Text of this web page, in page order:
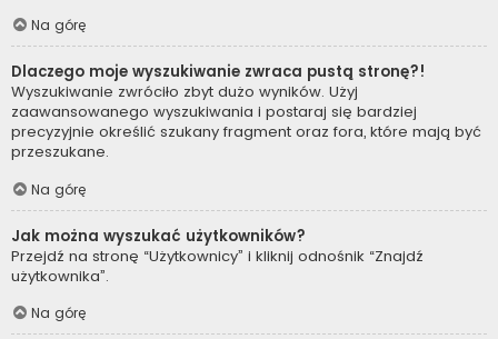
Na górę
Dlaczego moje wyszukiwanie zwraca pustą stronę?!
Wyszukiwanie zwróciło zbyt dużo wyników. Użyj
zaawansowanego wyszukiwania i postaraj się bardziej
precyzyjnie określić szukany fragment oraz fora, które mają być
przeszukane.
Na górę
Jak można wyszukać użytkowników?
Przejdź na stronę “Użytkownicy” i kliknij odnośnik “Znajdź
użytkownika”.
Na górę